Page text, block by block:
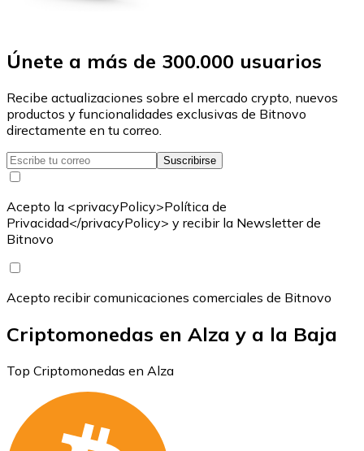
Únete a más de 300.000 usuarios
Recibe actualizaciones sobre el mercado crypto, nuevos
productos y funcionalidades exclusivas de Bitnovo
directamente en tu correo.
Suscribirse
Acepto la <privacyPolicy>Política de
Privacidad</privacyPolicy> y recibir la Newsletter de
Bitnovo
Acepto recibir comunicaciones comerciales de Bitnovo
Criptomonedas en Alza y a la Baja
Top Criptomonedas en Alza